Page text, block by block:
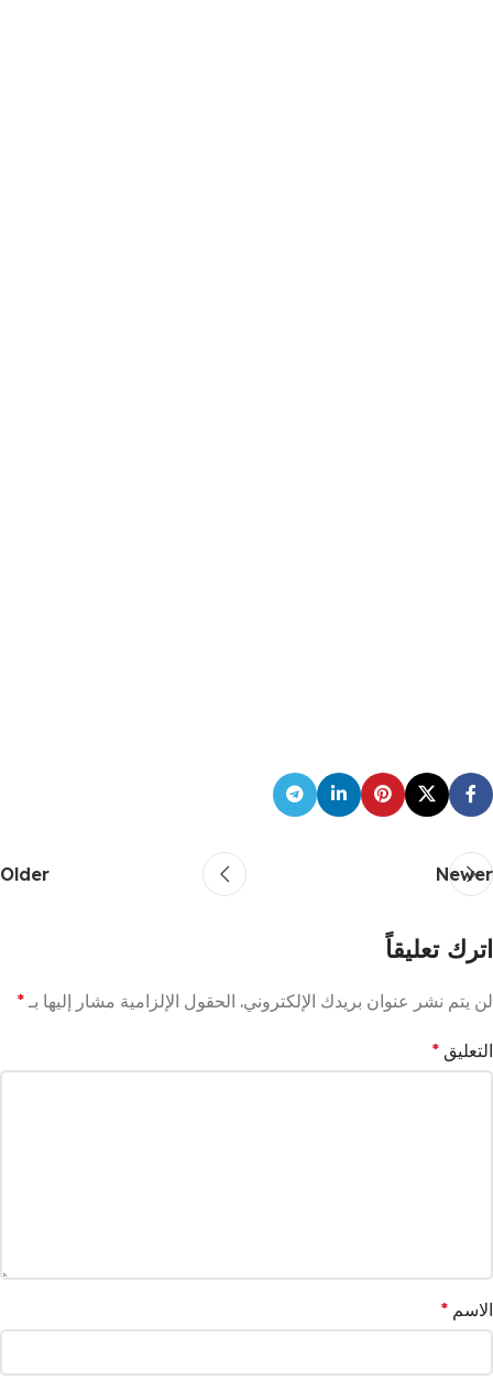
Newer
Older
اترك تعليقاً
لن يتم نشر عنوان بريدك الإلكتروني. الحقول الإلزامية مشار إليها بـ *
التعليق *
الاسم *